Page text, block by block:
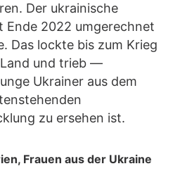
Der ukrainische
Ende 2022 umgerechnet
Das lockte bis zum Krieg
und trieb —
Ukrainer aus dem
zu ersehen ist.
Frauen aus der Ukraine